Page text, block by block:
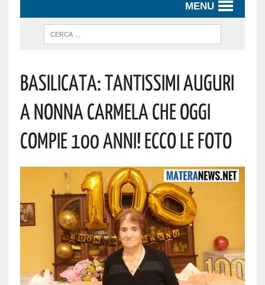
MENU
Basilicata: Tantissimi Auguri
A Nonna Carmela Che Oggi
Compie 100 Anni! Ecco Le Foto